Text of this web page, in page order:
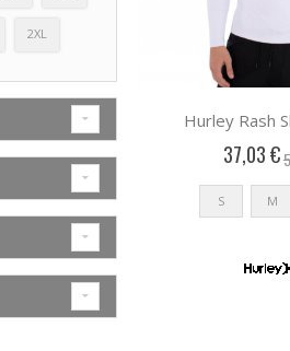
Hurley Rash
37,03 €
S M
2XL